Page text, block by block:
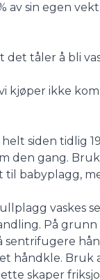
av sin egen
tåler å bli
kjøper ikke
siden tidlig
den gang.
babyplagg,
vaskes
På
sentrifugere
håndkle. Bruk
skaper